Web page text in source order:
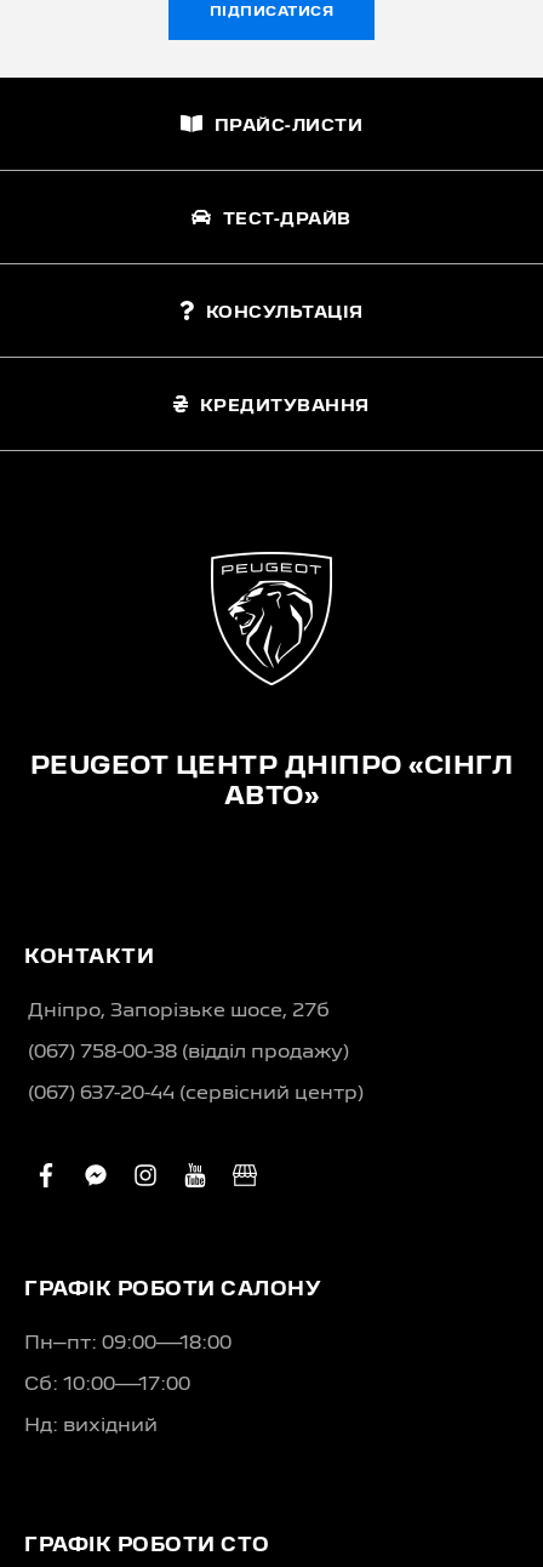
ПІДПИСАТИСЯ
ПРАЙС-ЛИСТИ
ТЕСТ-ДРАЙВ
КОНСУЛЬТАЦІЯ
КРЕДИТУВАННЯ
PEUGEOT ЦЕНТР ДНІПРО «СІНГЛ
АВТО»
КОНТАКТИ
Дніпро, Запорізьке шосе, 27б
(067) 758-00-38 (вiддiл продажу)
(067) 637-20-44 (сервісний центр)
facebook
facebook-
instagram
youtube
business
ГРАФІК РОБОТИ САЛОНУ
Пн–пт: 09:00—18:00
Сб: 10:00—17:00
Нд: вихідний
ГРАФІК РОБОТИ СТО